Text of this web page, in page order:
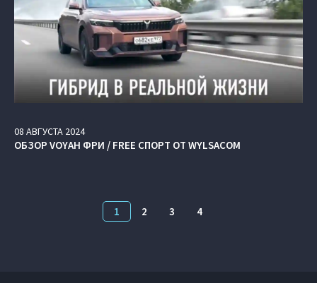
08 АВГУСТА 2024
ОБЗОР VOYAH ФРИ / FREE СПОРТ ОТ WYLSACOM
1 2 3 4